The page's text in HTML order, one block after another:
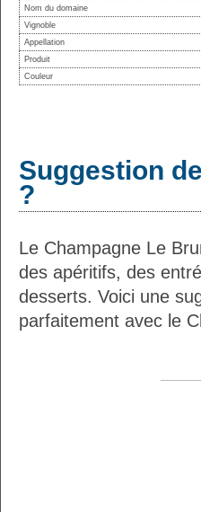
Nom du domaine
Vignoble
Appellation
Produit
Couleur
Suggestion
?
Le Champagne Le
des apéritifs, des
desserts. Voici une
parfaitement avec le